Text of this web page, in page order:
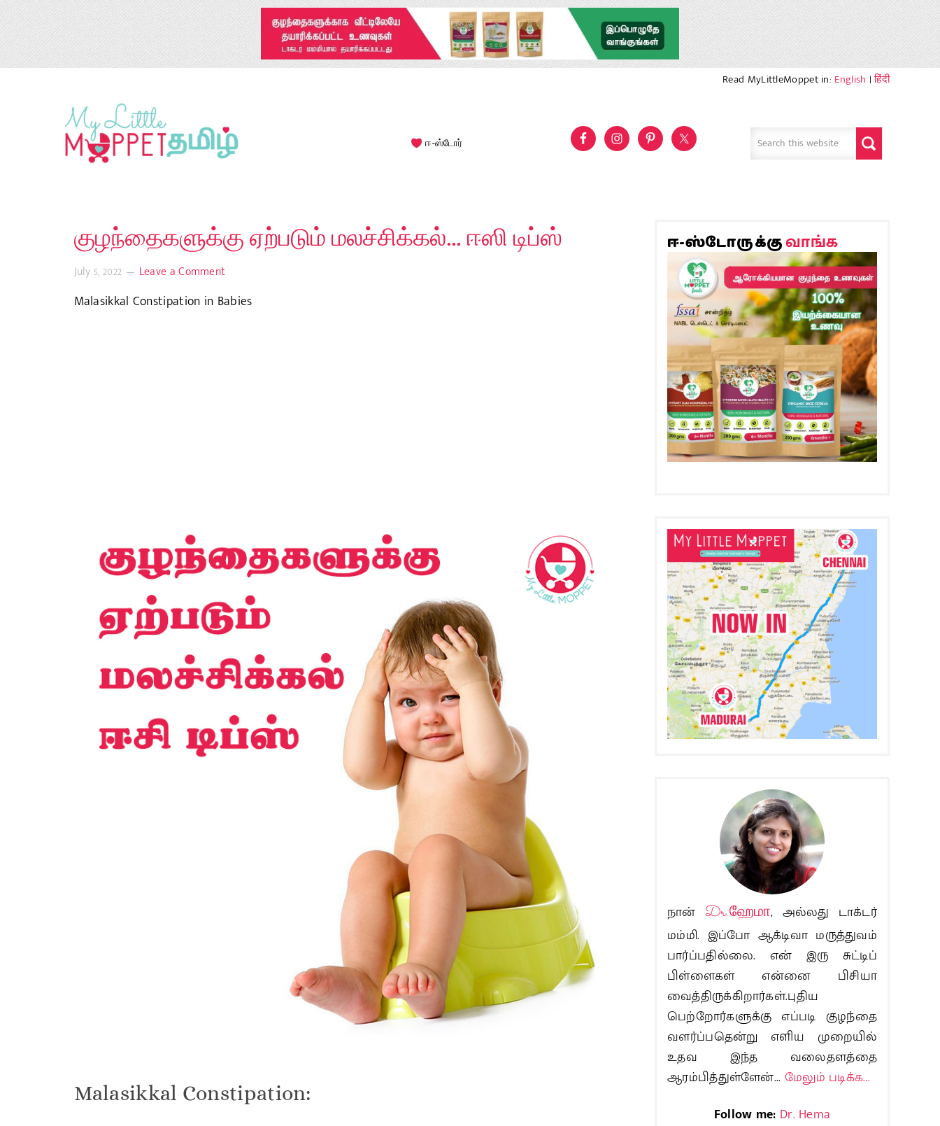
Read MyLittleMoppet in: English |हिंदी
ஈ-ஸ்டோர்
குழந்தைகளுக்கு ஏற்படும் மலச்சிக்கல்… ஈஸி டிப்ஸ்
July 5, 2022 Leave a Comment
Malasikkal Constipation in Babies
Malasikkal Constipation:
ஈ-ஸ்டோருக்குவாங்க
நான் Dr.ஹேமா, அல்லது டாக்டர்
மம்மி. இப்போ ஆக்டிவா மருத்துவம்
பார்ப்பதில்லை. என் இரு சுட்டிப்
பிள்ளைகள் என்னை பிசியா
வைத்திருக்கிறார்கள்.புதிய
பெற்றோர்களுக்கு எப்படி குழந்தை
வளர்ப்பதென்று எளிய முறையில்
உதவ இந்த வலைதளத்தை
ஆரம்பித்துள்ளேன்... மேலும் படிக்க...
Follow me: Dr. Hema